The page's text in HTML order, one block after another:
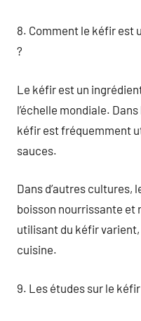
8. Comment le kéfir est
?
Le kéfir est un
l’échelle mondiale. Dans
kéfir est fréquemment
sauces.
Dans d’autres cultures,
boisson nourrissante
utilisant du kéfir
cuisine.
9. Les études sur le